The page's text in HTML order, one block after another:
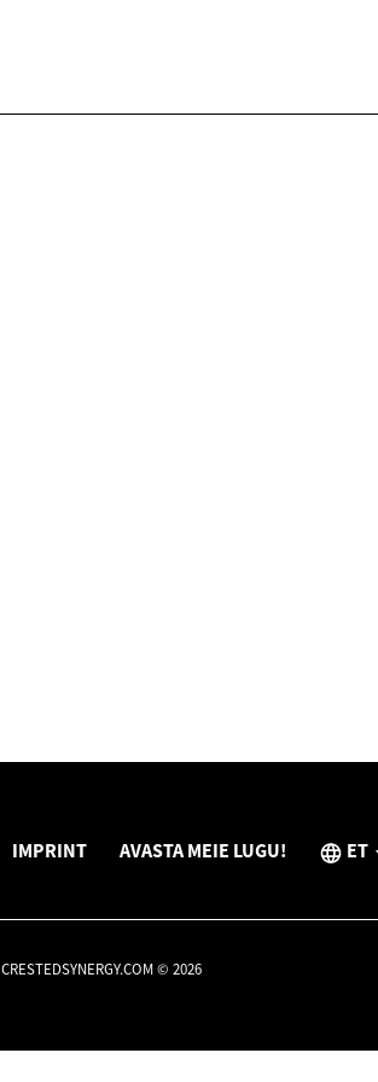
IMPRINT AVASTA MEIE LUGU! ET
CRESTEDSYNERGY.COM © 2026